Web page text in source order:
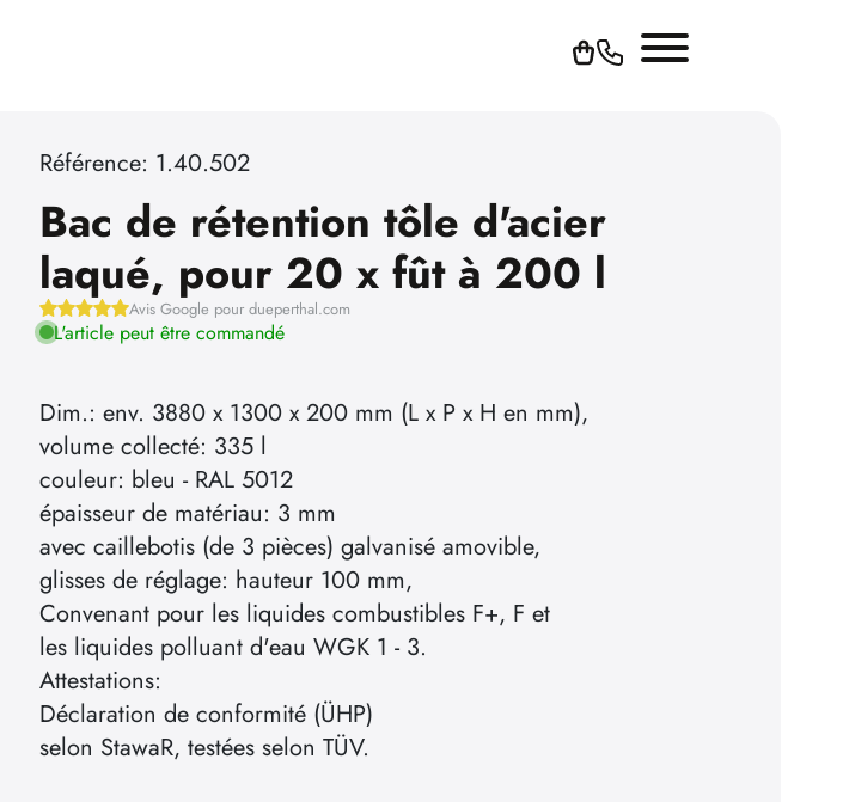
Référence: 1.40.502
Bac de rétention tôle d'acier
laqué, pour 20 x fût à 200 l
Avis Google pour dueperthal.com
L'article peut être commandé
Dim.: env. 3880 x 1300 x 200 mm (L x P x H en mm),
volume collecté: 335 l
couleur: bleu - RAL 5012
épaisseur de matériau: 3 mm
avec caillebotis (de 3 pièces) galvanisé amovible,
glisses de réglage: hauteur 100 mm,
Convenant pour les liquides combustibles F+, F et
les liquides polluant d'eau WGK 1 - 3.
Attestations:
Déclaration de conformité (ÜHP)
selon StawaR, testées selon TÜV.